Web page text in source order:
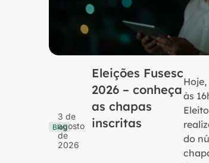
Blog
3 de
agosto
de
2026
Eleições Fusesc
2026 – conheça
as chapas
inscritas
às
do